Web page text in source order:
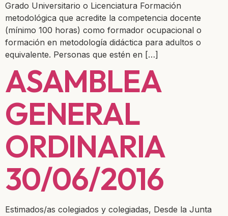
Grado Universitario o Licenciatura Formación
metodológica que acredite la competencia docente
(mínimo 100 horas) como formador ocupacional o
formación en metodología didáctica para adultos o
equivalente. Personas que estén en […]
ASAMBLEA
GENERAL
ORDINARIA
30/06/2016
Estimados/as colegiados y colegiadas, Desde la Junta